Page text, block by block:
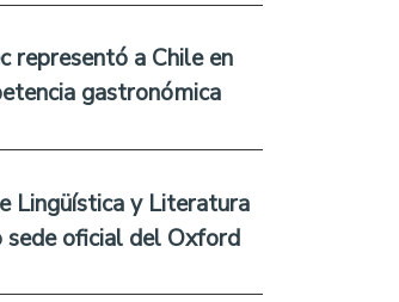
representó a Chile en
gastronómica
Lingüística y Literatura
sede oficial del Oxford